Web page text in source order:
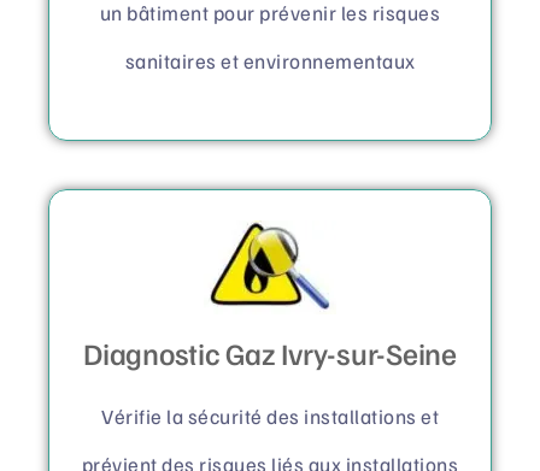
un bâtiment pour prévenir les risques
sanitaires et environnementaux
Diagnostic Gaz Ivry-sur-Seine
Vérifie la sécurité des installations et
prévient des risques liés aux installations